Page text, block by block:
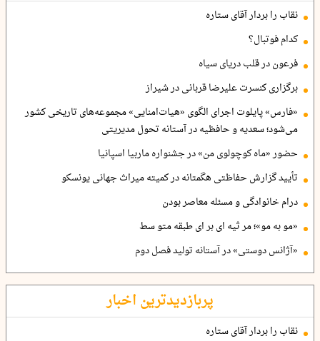
نقاب را بردار آقای ستاره
کدام فوتبال؟
فرعون در قلب دریای سیاه
برگزاری کنسرت علیرضا قربانی در شیراز
«فارس» پایلوت اجرای الگوی «هیات‌امنایی» مجموعه‌های تاریخی کشور
می‌شود؛ سعدیه و حافظیه در آستانه تحول مدیریتی
حضور «ماه کوچولوی من» در جشنواره ماربیا اسپانیا
تأیید گزارش حفاظتی هگمتانه در کمیته میراث جهانی یونسکو
درام خانوادگی و مسئله معاصر بودن
«مو به مو»؛ مر ثیه ای بر ای طبقه متو سط
«آژانس دوستی» در آستانه تولید فصل دوم
پربازدیدترین اخبار
نقاب را بردار آقای ستاره